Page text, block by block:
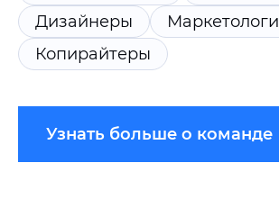
Дизайнеры
Маркетологи
Копирайтеры
Узнать больше о команде